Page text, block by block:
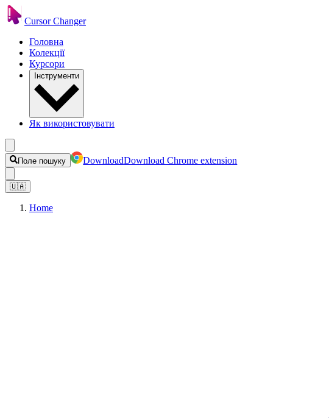
Cursor Changer
Головна
Колекції
Курсори
Інструменти
Як використовувати
Поле пошуку DownloadDownload Chrome extension
🇺🇦
Home